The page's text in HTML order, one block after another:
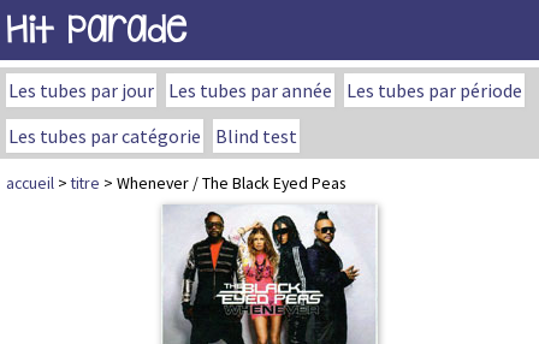
Hit Parade
Les tubes par jour Les tubes par année
Les tubes par période
Les tubes par catégorie
Blind test
accueil >titre > Whenever / The Black Eyed Peas